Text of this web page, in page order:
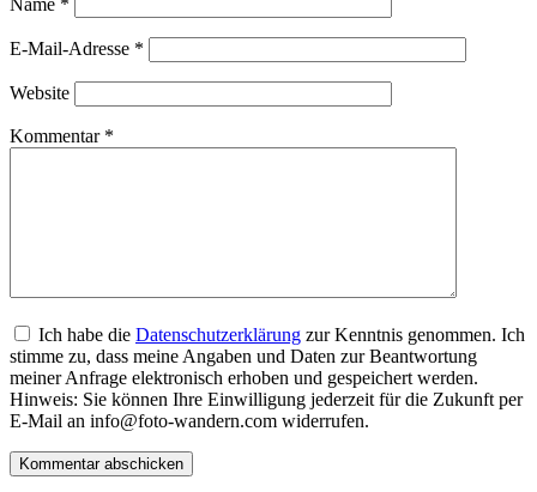
E-Mail-Adresse *
Website
Kommentar *
Ich habe die Datenschutzerklärung zur Kenntnis genommen. Ich
stimme zu, dass meine Angaben und Daten zur Beantwortung
meiner Anfrage elektronisch erhoben und gespeichert werden.
Hinweis: Sie können Ihre Einwilligung jederzeit für die Zukunft per
E-Mail an info@foto-wandern.com widerrufen.